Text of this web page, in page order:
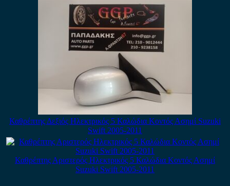
Καθρέπτης Δεξιός Ηλεκτρικός 5 Καλώδια Κοντός Ασημί Suzuki
Swift 2005-2011
Καθρέπτης Αριστερός Ηλεκτρικός 5 Καλώδια Κοντός Ασημί
Suzuki Swift 2005-2011